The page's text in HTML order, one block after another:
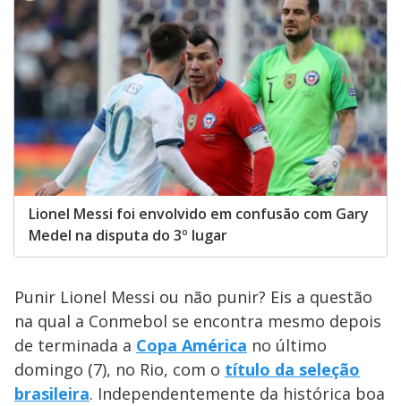
Lionel Messi foi envolvido em confusão com Gary
Medel na disputa do 3º lugar
Punir Lionel Messi ou não punir? Eis a questão
na qual a Conmebol se encontra mesmo depois
de terminada a Copa América no último
domingo (7), no Rio, com o título da seleção
brasileira. Independentemente da histórica boa